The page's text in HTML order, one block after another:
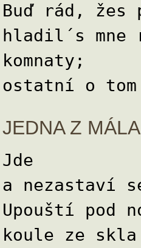
Buď rád, žes
hladil´s
komnaty;
ostatní o
JEDNA Z
Jde
a nezastaví
Upouští pod
koule ze